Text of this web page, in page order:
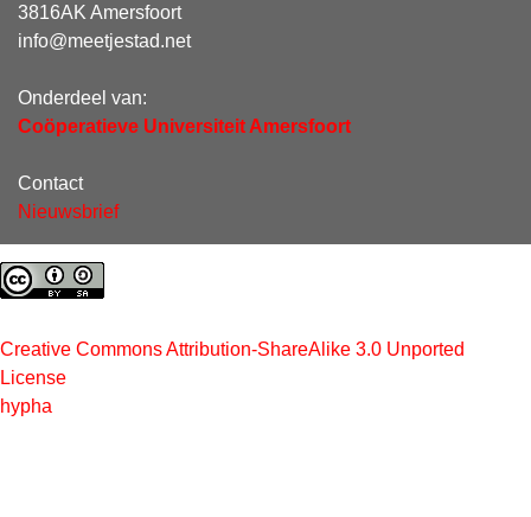
3816AK Amersfoort
info@meetjestad.net
Onderdeel van:
Coöperatieve Universiteit Amersfoort
Contact
Nieuwsbrief
Creative Commons Attribution-ShareAlike 3.0 Unported
License
hypha